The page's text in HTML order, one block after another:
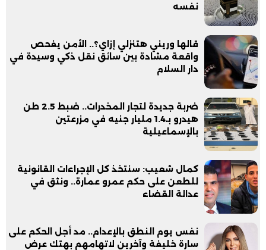
نفسه
قالها وريني هتنزلي إزاي؟.. الأمن يفحص
واقعة مشادة بين سائق نقل ذكي وسيدة في
دار السلام
ضربة جديدة لتجار المخدرات.. ضبط 2.5 طن
هيدرو بـ1.4 مليار جنيه في مزرعتين
بالإسماعيلية
كمال شعيب: سنتخذ كل الإجراءات القانونية
للطعن على حكم عمرو عمارة.. ونثق في
عدالة القضاء
نفس يوم النطق بالإعدام.. مد أجل الحكم على
سارة خليفة وآخرين لاتهامهم بهتك عرض